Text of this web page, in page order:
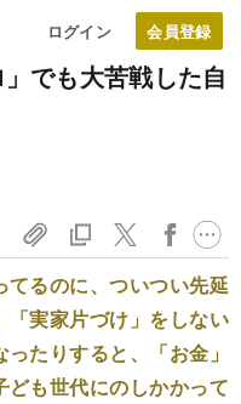
ログイン
でも大苦戦した自
てるのに、ついつい先延
「実家片づけ」をしない
たりすると、「お金」
ども世代にのしかかって